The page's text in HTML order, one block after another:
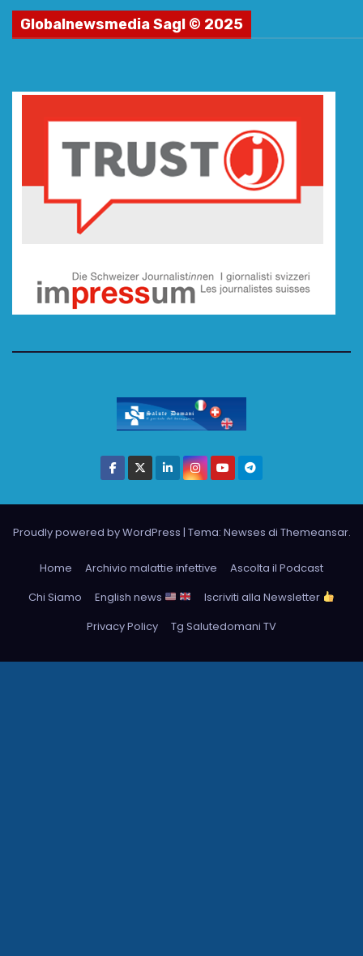
Globalnewsmedia Sagl © 2025
Proudly powered by WordPress | Tema: Newses di Themeansar.
Home Archivio malattie infettive
Ascolta il Podcast
Chi Siamo
English news
Iscriviti alla Newsletter
Privacy Policy
Tg Salutedomani TV